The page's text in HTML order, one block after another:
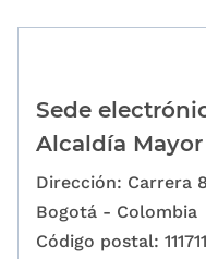
Sede
Alcaldía
Dirección: Carrera
Bogotá - Colombia
Código postal: 111711